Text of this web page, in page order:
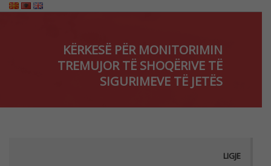
KËRKESË PËR MONITORIMIN
TREMUJOR TË SHOQËRIVE TË
SIGURIMEVE TË JETËS
LIGJE